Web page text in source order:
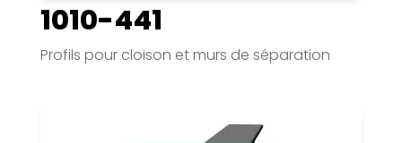
1010-441
Profils pour cloison et murs de séparation